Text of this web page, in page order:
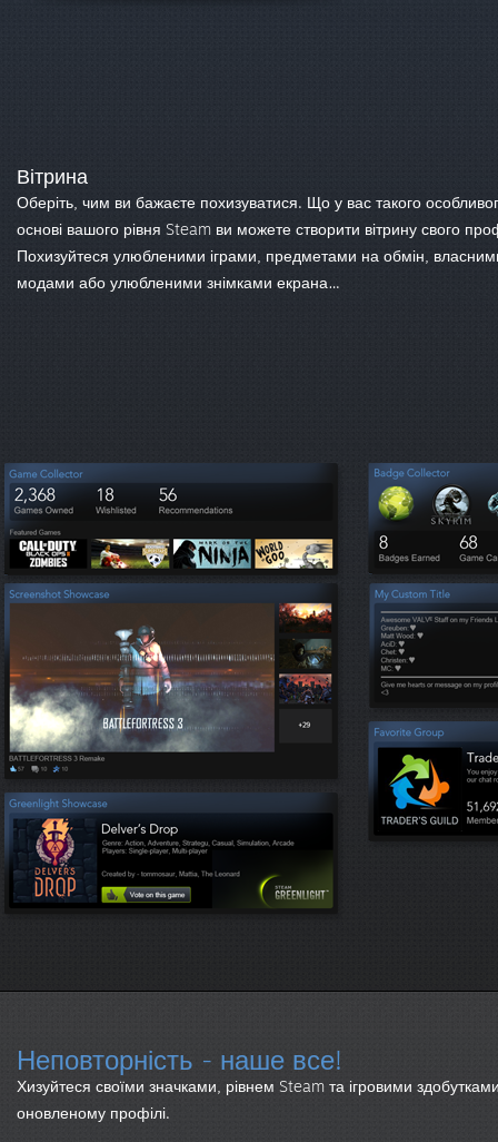
Вітрина
Оберіть, чим ви бажаєте похизуватися. Що у вас такого
основі вашого рівня Steam ви можете створити вітрину свого
Похизуйтеся улюбленими іграми, предметами на обмін,
модами або улюбленими знімками екрана…
Неповторність - наше все!
Хизуйтеся своїми значками, рівнем Steam та ігровими
оновленому профілі.